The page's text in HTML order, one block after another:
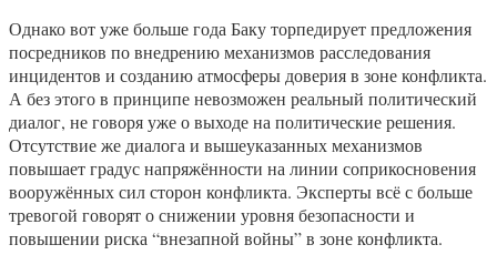
Однако вот уже больше года Баку торпедирует предложения
посредников по внедрению механизмов расследования
инцидентов и созданию атмосферы доверия в зоне конфликта.
А без этого в принципе невозможен реальный политический
диалог, не говоря уже о выходе на политические решения.
Отсутствие же диалога и вышеуказанных механизмов
повышает градус напряжённости на линии соприкосновения
вооружённых сил сторон конфликта. Эксперты всё с больше
тревогой говорят о снижении уровня безопасности и
повышении риска “внезапной войны” в зоне конфликта.